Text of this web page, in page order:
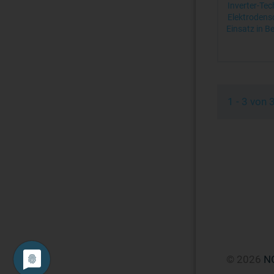
Inverter-
Einsatz in
1 - 3 von